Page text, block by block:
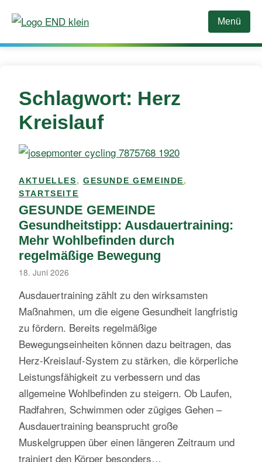
Inhalt
springen
Menü
Schlagwort: Herz
Kreislauf
AKTUELLES , GESUNDE GEMEINDE ,
STARTSEITE
GESUNDE GEMEINDE
Gesundheitstipp: Ausdauertraining:
Mehr Wohlbefinden durch
regelmäßige Bewegung
18. Juni 2026
Ausdauertraining zählt zu den wirksamsten
Maßnahmen, um die eigene Gesundheit langfristig
zu fördern. Bereits regelmäßige
Bewegungseinheiten können dazu beitragen, das
Herz-Kreislauf-System zu stärken, die körperliche
Leistungsfähigkeit zu verbessern und das
allgemeine Wohlbefinden zu steigern. Ob Laufen,
Radfahren, Schwimmen oder zügiges Gehen –
Ausdauertraining beansprucht große
Muskelgruppen über einen längeren Zeitraum und
trainiert den Körper besonders…